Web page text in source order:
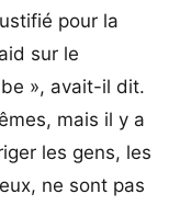
pour la
sur le
», avait-il dit.
mais il y a
les gens, les
ne sont pas